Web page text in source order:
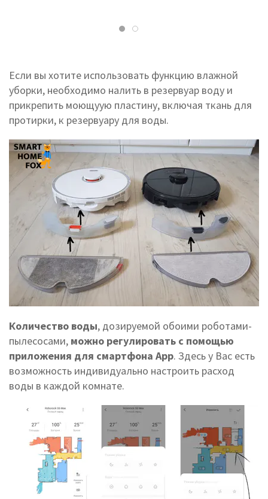
Если вы хотите использовать функцию влажной
уборки, необходимо налить в резервуар воду и
прикрепить моющуую пластину, включая ткань для
протирки, к резервуару для воды.
Количество воды, дозируемой обоими роботами-
пылесосами, можно регулировать с помощью
приложения для смартфона App. Здесь у Вас есть
возможность индивидуально настроить расход
воды в каждой комнате.